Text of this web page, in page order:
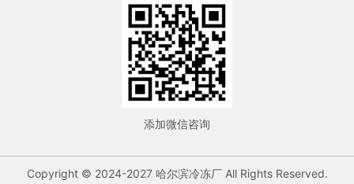
添加微信咨询
Copyright © 2024-2027 哈尔滨冷冻厂 All Rights Reserved.